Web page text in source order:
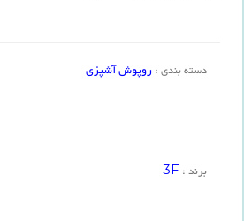
دسته بندی :روپوش آشپزی
برند : 3F